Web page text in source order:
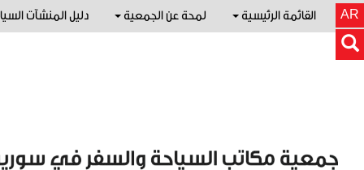
AR القائمة الرئيسية لمحة عن الجمعية دليل المنشآت